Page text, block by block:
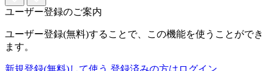
ユーザー登録のご案内
ユーザー登録(無料)することで、この機能を使うことができ
ます。
新規登録(無料)して使う 登録済みの方はログイン